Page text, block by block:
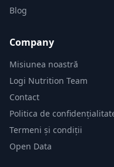
Blog
Company
Misiunea noastră
Logi Nutrition Team
Contact
Politica de
Termeni și condiții
Open Data